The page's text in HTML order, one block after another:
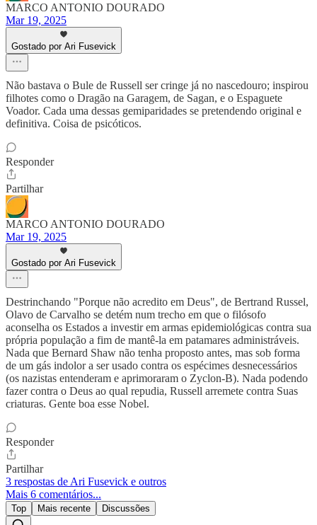
MARCO ANTONIO DOURADO
Mar 19, 2025
Gostado por Ari Fusevick
Não bastava o Bule de Russell ser cringe já no nascedouro; inspirou
filhotes como o Dragão na Garagem, de Sagan, e o Espaguete
Voador. Cada uma dessas gemiparidades se pretendendo original e
definitiva. Coisa de psicóticos.
Responder
Partilhar
MARCO ANTONIO DOURADO
Mar 19, 2025
Gostado por Ari Fusevick
Destrinchando "Porque não acredito em Deus", de Bertrand Russel,
Olavo de Carvalho se detém num trecho em que o filósofo
aconselha os Estados a investir em armas epidemiológicas contra sua
própria população a fim de mantê-la em patamares administráveis.
Nada que Bernard Shaw não tenha proposto antes, mas sob forma
de um gás indolor a ser usado contra os espécimes desnecessários
(os nazistas entenderam e aprimoraram o Zyclon-B). Nada podendo
fazer contra o Deus ao qual repudia, Russell arremete contra Suas
criaturas. Gente boa esse Nobel.
Responder
Partilhar
3 respostas de Ari Fusevick e outros
Mais 6 comentários...
Top Mais recente Discussões